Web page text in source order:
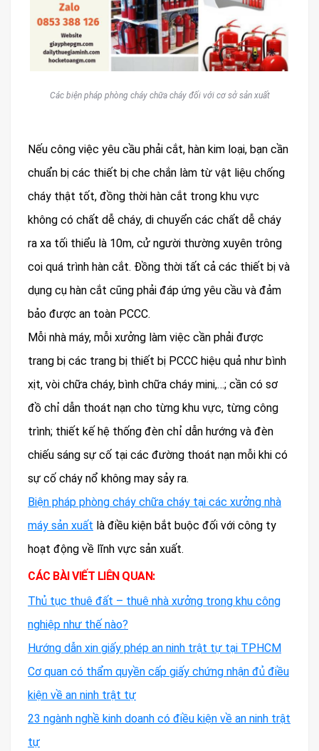
Các biện pháp phòng cháy chữa cháy đối với cơ sở sản xuất
Nếu công việc yêu cầu phải cắt, hàn kim loại, bạn cần
chuẩn bị các thiết bị che chắn làm từ vật liệu chống
cháy thật tốt, đồng thời hàn cắt trong khu vực
không có chất dễ cháy, di chuyển các chất dễ cháy
ra xa tối thiểu là 10m, cử người thường xuyên trông
coi quá trình hàn cắt. Đồng thời tất cả các thiết bị và
dụng cụ hàn cắt cũng phải đáp ứng yêu cầu và đảm
bảo được an toàn PCCC.
Mỗi nhà máy, mỗi xưởng làm việc cần phải được
trang bị các trang bị thiết bị PCCC hiệu quả như bình
xịt, vòi chữa cháy, bình chữa cháy mini,…; cần có sơ
đồ chỉ dẫn thoát nạn cho từng khu vực, từng công
trình; thiết kế hệ thống đèn chỉ dẫn hướng và đèn
chiếu sáng sự cố tại các đường thoát nạn mỗi khi có
sự cố cháy nổ không may sảy ra.
Biện pháp phòng cháy chữa cháy tại các xưởng nhà
máy sản xuất là điều kiện bắt buộc đối với công ty
hoạt động về lĩnh vực sản xuất.
CÁC BÀI VIẾT LIÊN QUAN:
Thủ tục thuê đất – thuê nhà xưởng trong khu công
nghiệp như thế nào?
Hướng dẫn xin giấy phép an ninh trật tự tại TPHCM
Cơ quan có thẩm quyền cấp giấy chứng nhận đủ điều
kiện về an ninh trật tự
23 ngành nghề kinh doanh có điều kiện về an ninh trật
tự